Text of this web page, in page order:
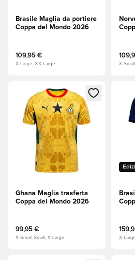
Brasile Maglia da portiere
Coppa del Mondo 2026
109,95 €
X-Large, XX-Large X-Small
Apre una finestra modale per
Ghana Maglia trasferta
Coppa del Mondo 2026
99,95 €
X-Small, Small, X-Large X-Large